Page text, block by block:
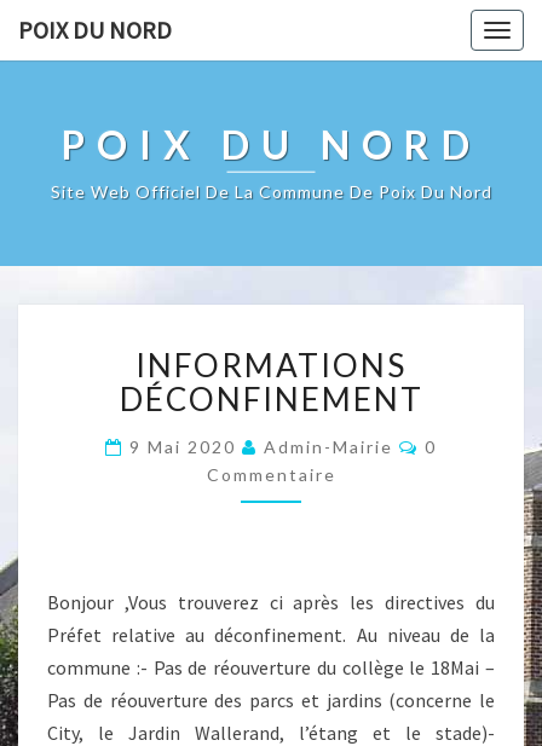
POIX DU NORD
POIX DU NORD
Site Web Officiel De La Commune De Poix Du Nord
DÉCONFINEMENT
INFORMATIONS
DÉCONFINEMENT
9 Mai 2020 Admin-Mairie
0
Commentaire
Bonjour ,Vous trouverez ci après les directives du
Préfet relative au déconfinement. Au niveau de la
commune :- Pas de réouverture du collège le 18Mai –
Pas de réouverture des parcs et jardins (concerne le
City, le Jardin Wallerand, l’étang et le stade)-